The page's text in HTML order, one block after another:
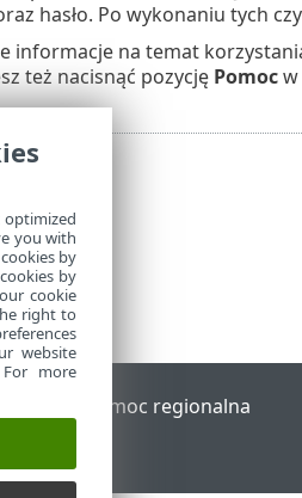
hasło. Po wykonaniu tych
informacje na temat
też nacisnąć pozycję Pomocw
Pomoc regionalna
you with
by
by
cookie
right to
website
more